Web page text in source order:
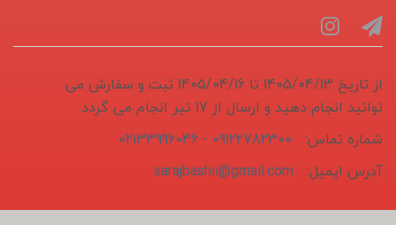
از تاریخ 1405/04/13 تا 1405/04/16 ثبت و سفارش می
توانید انجام دهید و ارسال از 17 تیر انجام می گردد.
شماره تماس:
09122782300 - 02133996046
آدرس ایمیل:
sarajbashii@gmail.com